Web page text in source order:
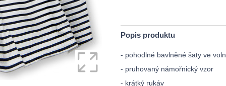
Popis produktu
- pohodlné bavlněné šaty ve
- pruhovaný námořnický vzor
- krátký rukáv